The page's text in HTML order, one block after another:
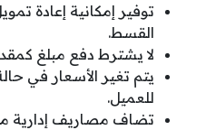
توفير إمكانية إعادة
القسط.
لا يشترط دفع مبلغ
يتم تغير الأسعار في
للعميل.
تضاف مصاريف إدارية